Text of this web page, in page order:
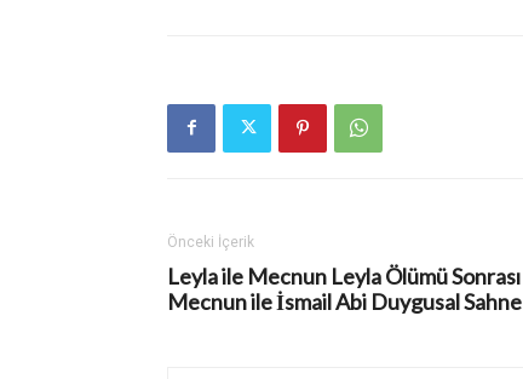
Önceki İçerik
Leyla ile Mecnun Leyla Ölümü Sonrası
Mecnun ile İsmail Abi Duygusal Sahne